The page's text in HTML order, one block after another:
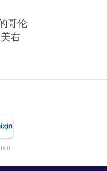
哥伦
右